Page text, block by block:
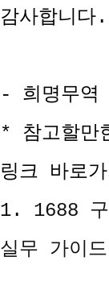
감사합니다.
- 희명무
* 참고할만
링크 바로
1. 1688
실무 가이